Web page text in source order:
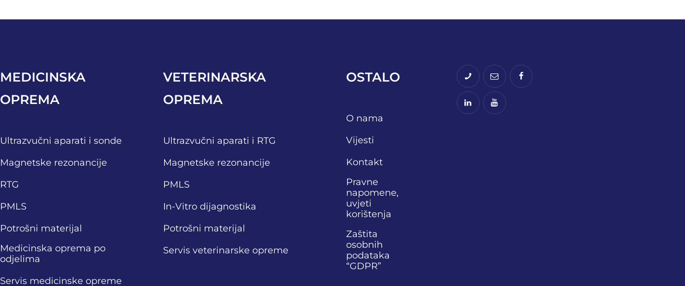
MEDICINSKA
OPREMA
Ultrazvučni aparati i sonde
Magnetske rezonancije
RTG
PMLS
Potrošni materijal
Medicinska oprema po
odjelima
Servis medicinske opreme
VETERINARSKA
OPREMA
Ultrazvučni aparati i RTG
Magnetske rezonancije
PMLS
In-Vitro dijagnostika
Potrošni materijal
Servis veterinarske opreme
OSTALO
O nama
Vijesti
Kontakt
Pravne
napomene,
uvjeti
korištenja
Zaštita
osobnih
podataka
“GDPR”